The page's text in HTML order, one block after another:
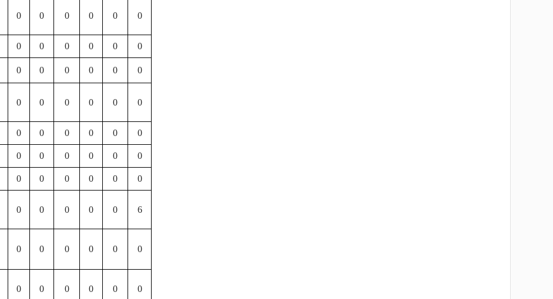
0 0 0 0 0 0
0 0 0 0 0 0
0 0 0 0 0 0
0 0 0 0 0 0
0 0 0 0 0 0
0 0 0 0 0 0
0 0 0 0 0 0
0 0 0 0 0 6
0 0 0 0 0 0
0 0 0 0 0 0